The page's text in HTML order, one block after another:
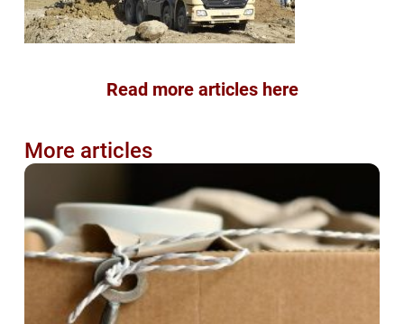
Read more articles here
More articles